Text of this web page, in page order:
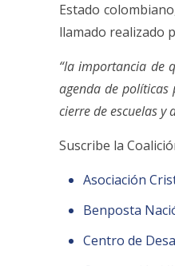
Estado
llamado realizado
“la importancia de
agenda de políticas
cierre de escuelas y
Suscribe la
Asociación
Benposta
Centro de